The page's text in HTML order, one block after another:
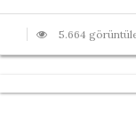
5.664